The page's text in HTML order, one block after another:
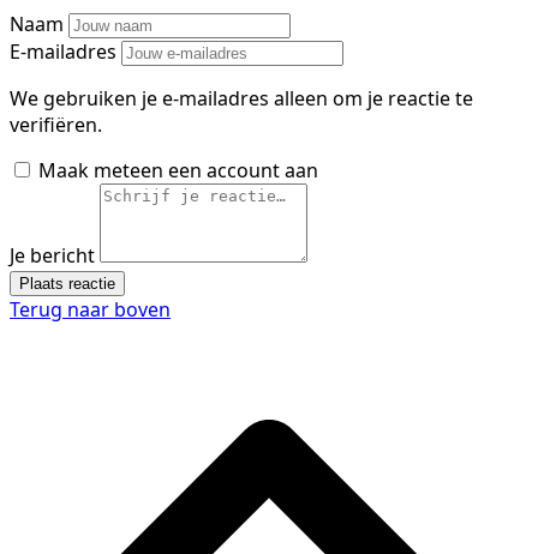
Naam
E-mailadres
We gebruiken je e-mailadres alleen om je reactie te
verifiëren.
Maak meteen een account aan
Je bericht
Plaats reactie
Terug naar boven